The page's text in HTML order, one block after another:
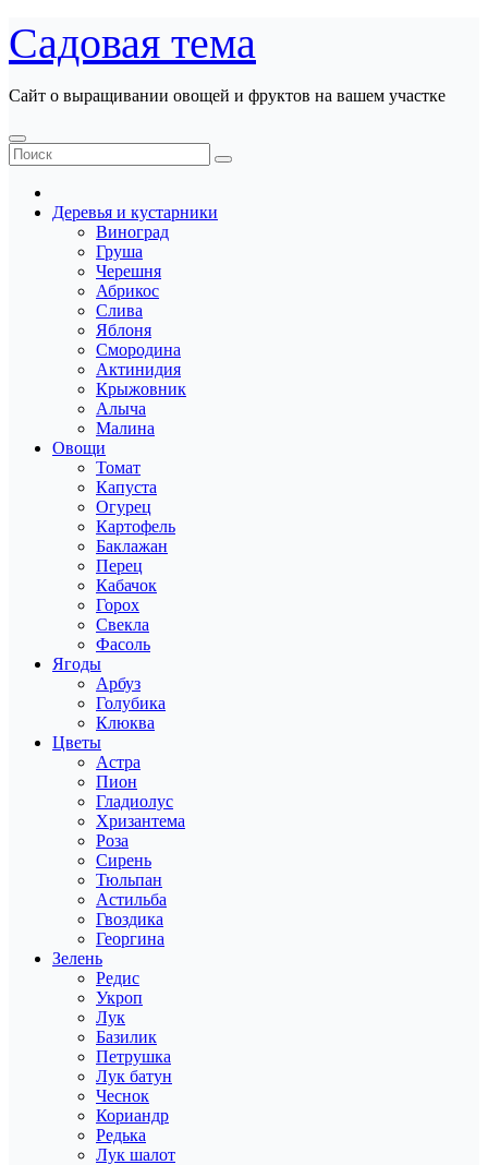
Перейти
к
содержанию
Садовая тема
Сайт о выращивании овощей и фруктов на вашем участке
Деревья и кустарники
Виноград
Груша
Черешня
Абрикос
Слива
Яблоня
Смородина
Актинидия
Крыжовник
Алыча
Малина
Овощи
Томат
Капуста
Огурец
Картофель
Баклажан
Перец
Кабачок
Горох
Свекла
Фасоль
Ягоды
Арбуз
Голубика
Клюква
Цветы
Астра
Пион
Гладиолус
Хризантема
Роза
Сирень
Тюльпан
Астильба
Гвоздика
Георгина
Зелень
Редис
Укроп
Лук
Базилик
Петрушка
Лук батун
Чеснок
Кориандр
Редька
Лук шалот